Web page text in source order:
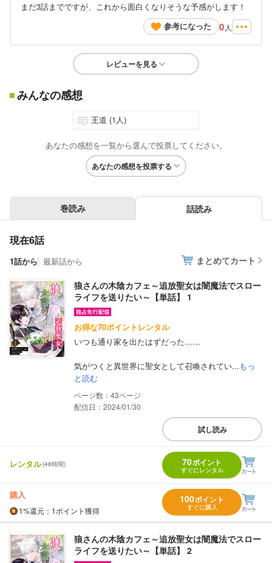
まだ3話までですが、これから面白くなりそうな予感がします！
参考になった
0 人
レビューを見る
みんなの感想
王道 (1人)
あなたの感想を一覧から選んで投票してください。
あなたの感想を投票する
巻読み 話読み
現在6話
1話から 最新話から まとめてカート
狼さんの木陰カフェ～追放聖女は闇魔法でスロー
ライフを送りたい～【単話】 1
お得な70ポイントレンタル
いつも通り家を出たはずだった……
気がつくと異世界に聖女として召喚されてい...もっ
と読む
43
配信日：2024/01/30
試し読み
レンタル(48時間) 70ポイント
すぐにレンタル
購入
1%還元 ：1ポイント獲得
100ポイント
すぐに購入
狼さんの木陰カフェ～追放聖女は闇魔法でスロー
ライフを送りたい～【単話】 2